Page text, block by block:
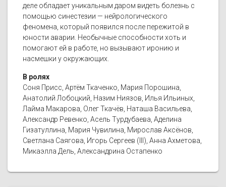
деле обладает уникальным даром видеть болезнь с
помощью синестезии — нейрологического
феномена, который появился после пережитой в
юности аварии. Необычные способности хоть и
помогают ей в работе, но вызывают иронию и
насмешки у окружающих.
В ролях
Соня Присс, Артём Ткаченко, Мария Порошина,
Анатолий Лобоцкий, Назим Ниязов, Илья Ильиных,
Лайма Макарова, Олег Ткачёв, Наташа Васильева,
Александр Ревенко, Асель Турдубаева, Аделина
Гизатуллина, Мария Чувилина, Мирослав Аксёнов,
Светлана Саягова, Игорь Сергеев (III), Анна Ахметова,
Микаэлла Дель, Александрина Остапенко